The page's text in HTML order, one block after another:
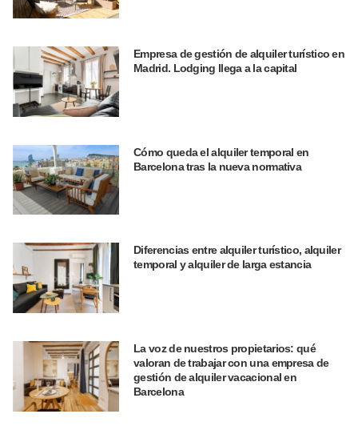
Empresa de gestión de alquiler turístico en
Madrid. Lodging llega a la capital
Cómo queda el alquiler temporal en
Barcelona tras la nueva normativa
Diferencias entre alquiler turístico, alquiler
temporal y alquiler de larga estancia
La voz de nuestros propietarios: qué
valoran de trabajar con una empresa de
gestión de alquiler vacacional en
Barcelona